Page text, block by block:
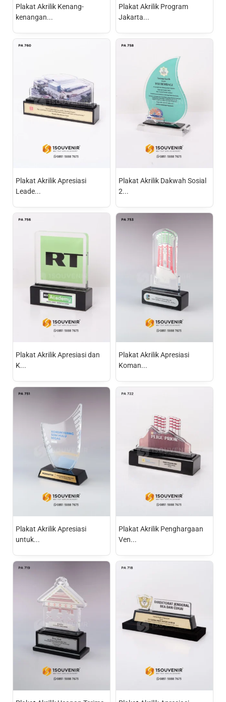
Plakat Akrilik Kenang-
kenangan...
Plakat Akrilik Program
Jakarta...
Plakat Akrilik Apresiasi
Leade...
Plakat Akrilik Dakwah Sosial
2...
Plakat Akrilik Apresiasi dan
K...
Plakat Akrilik Apresiasi
Koman...
Plakat Akrilik Apresiasi
untuk...
Plakat Akrilik Penghargaan
Ven...